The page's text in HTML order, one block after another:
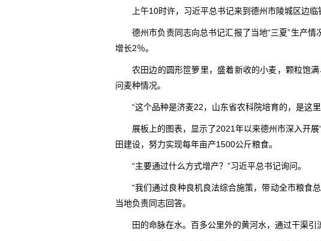
上午10时许，习近平总书记来到德州市陵城区边临
德州市负责同志向总书记汇报了当地“三夏”生产
增长2％。
农田边的圆形笸箩里，盛着新收的小麦，颗粒饱
问麦种情况。
“这个品种是济麦22，山东省农科院培育的，是这
展板上的图表，显示了2021年以来德州市深入开
田建设，努力实现每年亩产1500公斤粮食。
“主要通过什么方式增产？”习近平总书记询问。
“我们通过良种良机良法综合施策，带动全市粮食
当地负责同志回答。
田的命脉在水。百多公里外的黄河水，通过干渠引